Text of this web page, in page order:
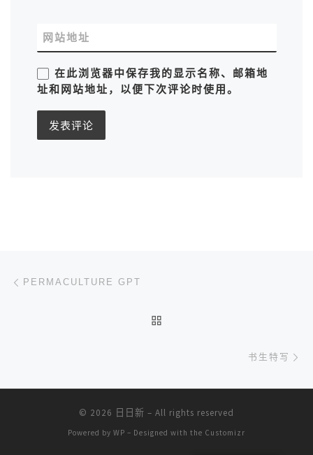
网站地址
在此浏览器中保存我的显示名称、邮箱地
址和网站地址，以便下次评论时使用。
文章导航
PERMACULTURE GPT
书生特写
© 2026 日日新 – All rights reserved
Powered by WP – Designed with the Customizr